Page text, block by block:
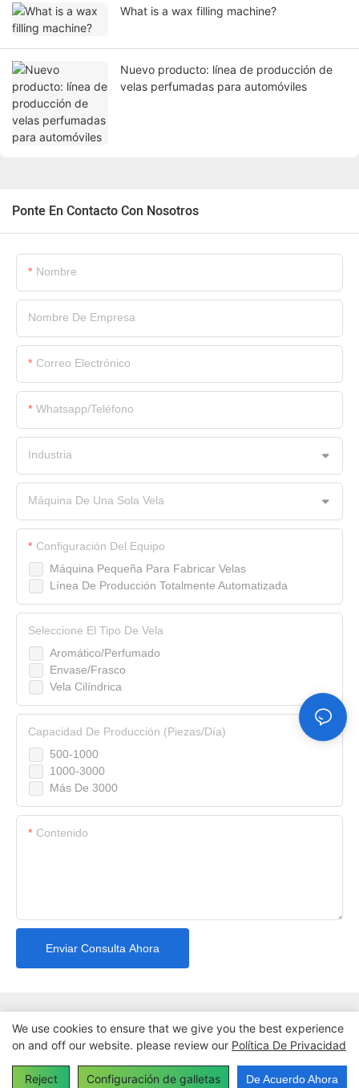
What is a wax filling machine?
Nuevo producto: línea de producción de
velas perfumadas para automóviles
Ponte En Contacto Con Nosotros
Nombre
Nombre De Empresa
Correo Electrónico
Whatsapp/Teléfono
Industria
Máquina De Una Sola Vela
Máquina Pequeña Para Fabricar Velas
Línea De Producción Totalmente Automatizada
Configuración Del Equipo
Aromático/Perfumado
Envase/Frasco
Vela Cilíndrica
Seleccione El Tipo De Vela
500-1000
1000-3000
Más De 3000
Capacidad De Producción (piezas/día)
Contenido
Enviar Consulta Ahora
www.yidecandlemachine.com |
Mapa del sitio
We use cookies to ensure that we give you the best experience
on and off our website. please review our Política De Privacidad
Reject Configuración de galletas De Acuerdo Ahora